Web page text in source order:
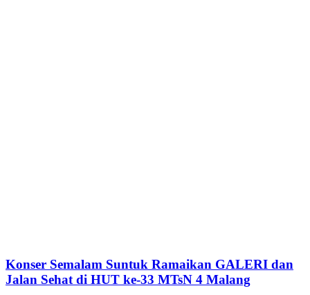
Konser Semalam Suntuk Ramaikan GALERI dan
Jalan Sehat di HUT ke-33 MTsN 4 Malang